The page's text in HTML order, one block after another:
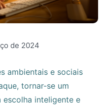
de 2024
ambientais e sociais
tornar-se um
escolha inteligente e